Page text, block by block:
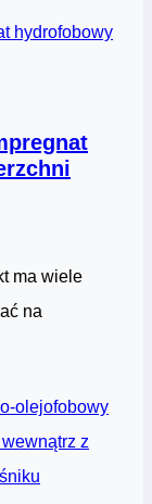
ma wiele
na